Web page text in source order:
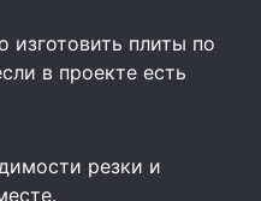
плиты по
в проекте есть
резки и